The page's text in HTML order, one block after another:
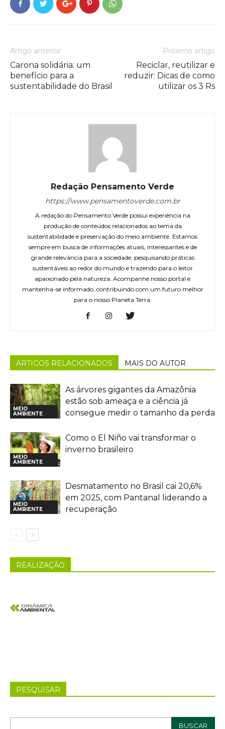
Artigo anterior
Carona solidária: um
benefício para a
sustentabilidade do Brasil
Próximo artigo
Reciclar, reutilizar e
reduzir: Dicas de como
utilizar os 3 Rs
Redação Pensamento Verde
https://www.pensamentoverde.com.br
A redação do Pensamento Verde possui experiência na
produção de conteúdos relacionados ao tema da
sustentabilidade e preservação do meio ambiente. Estamos
sempre em busca de informações atuais, interessantes e de
grande relevância para a sociedade, pesquisando práticas
sustentáveis ao redor do mundo e trazendo para o leitor
apaixonado pela natureza. Acompanhe nosso portal e
mantenha-se informado, contribuindo com um futuro melhor
para o nosso Planeta Terra.
ARTIGOS RELACIONADOS MAIS DO AUTOR
MEIO
AMBIENTE
As árvores gigantes da Amazônia
estão sob ameaça e a ciência já
consegue medir o tamanho da perda
MEIO
AMBIENTE
Como o El Niño vai transformar o
inverno brasileiro
MEIO
AMBIENTE
Desmatamento no Brasil cai 20,6%
em 2025, com Pantanal liderando a
recuperação
REALIZAÇÃO
PESQUISAR